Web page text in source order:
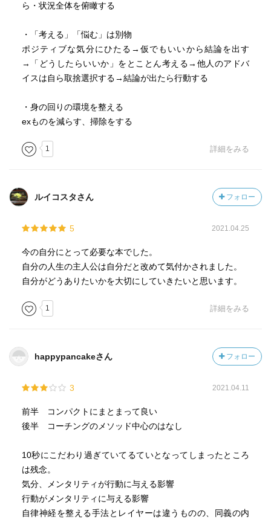
ら・状況全体を俯瞰する
・「考える」「悩む」は別物
ポジティブな気分にひたる→仮でもいいから結論を出す
→「どうしたらいいか」をとことん考える→他人のアドバ
イスは自ら取捨選択する→結論が出たら行動する
・身の回りの環境を整える
exものを減らす、掃除をする
1 詳細をみる
ルイコスタさん フォロー
5 2021.04.25
今の自分にとって必要な本でした。
自分の人生の主人公は自分だと改めて気付かされました。
自分がどうありたいかを大切にしていきたいと思います。
1 詳細をみる
happypancakeさん フォロー
3 2021.04.11
前半 コンパクトにまとまって良い
後半 コーチングのメソッド中心のはなし
10秒にこだわり過ぎていてるていとなってしまったところ
は残念。
気分、メンタリティが行動に与える影響
行動がメンタリティに与える影響
自律神経を整える手法とレイヤーは違うものの、同義の内